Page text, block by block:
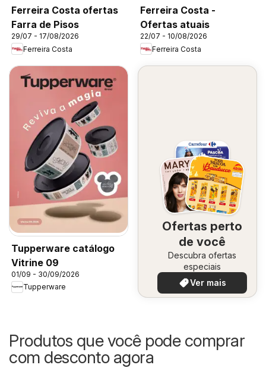
Ferreira Costa ofertas
Farra de Pisos
29/07 - 17/08/2026
Ferreira Costa
Ferreira Costa -
Ofertas atuais
22/07 - 10/08/2026
Ferreira Costa
Tupperware catálogo
Vitrine 09
01/09 - 30/09/2026
Tupperware
Ofertas perto
de você
Descubra ofertas
especiais
Ver mais
Produtos que você pode comprar
com desconto agora